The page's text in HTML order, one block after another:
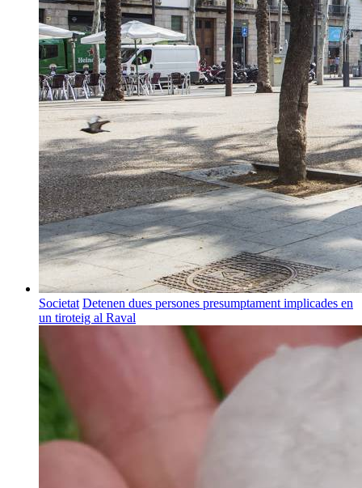
Societat Detenen dues persones presumptament implicades en
un tiroteig al Raval